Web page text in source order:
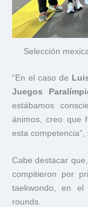
Selección
“En el caso de
Juegos
estábamos
ánimos, creo que
esta competencia”,
Cabe destacar
compitieron por
taekwondo, en
rounds.